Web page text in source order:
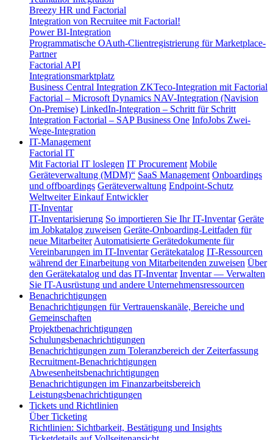
Breezy HR und Factorial
Integration von Recruitee mit Factorial!
Power BI-Integration
Programmatische OAuth-Clientregistrierung für Marketplace-
Partner
Factorial API
Integrationsmarktplatz
Business Central Integration ZKTeco-Integration mit Factorial
Factorial – Microsoft Dynamics NAV-Integration (Navision
On-Premise) LinkedIn-Integration – Schritt für Schritt
Integration Factorial – SAP Business One InfoJobs Zwei-
Wege-Integration
IT-Management
Factorial IT
Mit Factorial IT loslegen IT Procurement Mobile
Geräteverwaltung (MDM)“ SaaS Management Onboardings
und offboardings Geräteverwaltung Endpoint-Schutz
Weltweiter EinkaufEntwickler
IT-Inventar
IT-Inventarisierung So importieren Sie Ihr IT-Inventar Geräte
im Jobkatalog zuweisen Geräte-Onboarding-Leitfaden für
neue Mitarbeiter Automatisierte Gerätedokumente für
Vereinbarungen im IT-Inventar Gerätekatalog IT-Ressourcen
während der Einarbeitung von Mitarbeitenden zuweisen Über
den Gerätekatalog und das IT-Inventar Inventar — Verwalten
Sie IT-Ausrüstung und andere Unternehmensressourcen
Benachrichtigungen
Benachrichtigungen für Vertrauenskanäle, Bereiche und
Gemeinschaften
Projektbenachrichtigungen
Schulungsbenachrichtigungen
Benachrichtigungen zum Toleranzbereich der Zeiterfassung
Recruitment-Benachrichtigungen
Abwesenheitsbenachrichtigungen
Benachrichtigungen im Finanzarbeitsbereich
Leistungsbenachrichtigungen
Tickets und Richtlinien
Über Ticketing
Richtlinien: Sichtbarkeit, Bestätigung und Insights